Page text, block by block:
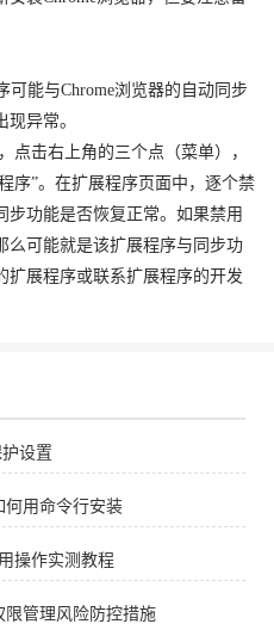
可能与Chrome浏览器的自动同步
异常。
点击右上角的三个点（菜单），
序”。在扩展程序页面中，逐个禁
步功能是否恢复正常。如果禁用
么可能就是该扩展程序与同步功
扩展程序或联系扩展程序的开发
设置
何用命令行安装
操作实测教程
限管理风险防控措施